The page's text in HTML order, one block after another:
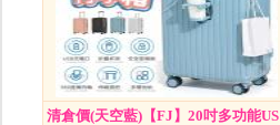
清倉價(天空藍)【FJ】20吋多功能US